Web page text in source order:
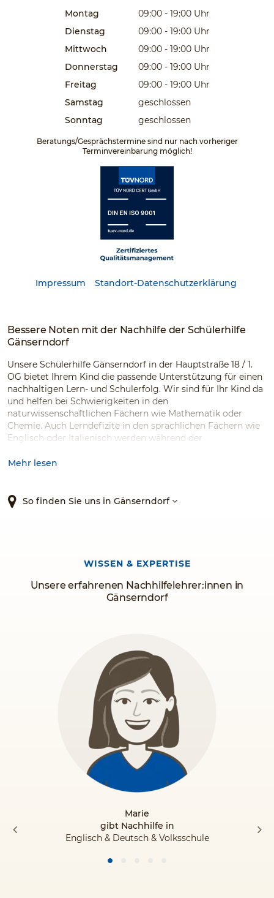
Montag 09:00 - 19:00Uhr
Dienstag
09:00 - 19:00Uhr
Mittwoch
09:00 - 19:00Uhr
Donnerstag
09:00 - 19:00Uhr
Freitag
09:00 - 19:00Uhr
Samstag
geschlossen
Sonntag
geschlossen
Beratungs/Gesprächstermine sind nur nach vorheriger
Terminvereinbarung möglich!
Impressum Standort-Datenschutzerklärung
Bessere Noten mit der Nachhilfe der Schülerhilfe
Gänserndorf
Unsere Schülerhilfe Gänserndorf in der Hauptstraße 18 / 1.
OG bietet Ihrem Kind die passende Unterstützung für einen
nachhaltigen Lern- und Schulerfolg. Wir sind für Ihr Kind da
und helfen bei Schwierigkeiten in den
naturwissenschaftlichen Fächern wie Mathematik oder
Chemie. Auch Lerndefizite in den sprachlichen Fächern wie
Englisch oder Italienisch werden während der
Schülerhilfe Gänserndorf bietet Nachhilfe für zahlreiche
Unsere motivierten Nachhilfelehrer:innen bringen Ihr Kind
zum Lernerfolg.
Mehr lesen
So finden Sie uns in Gänserndorf
Unsere erfahrenen Nachhilfelehrer:innen in
Gänserndorf
WISSEN & EXPERTISE
Marie
gibt Nachhilfe in
Englisch & Deutsch & Volksschule